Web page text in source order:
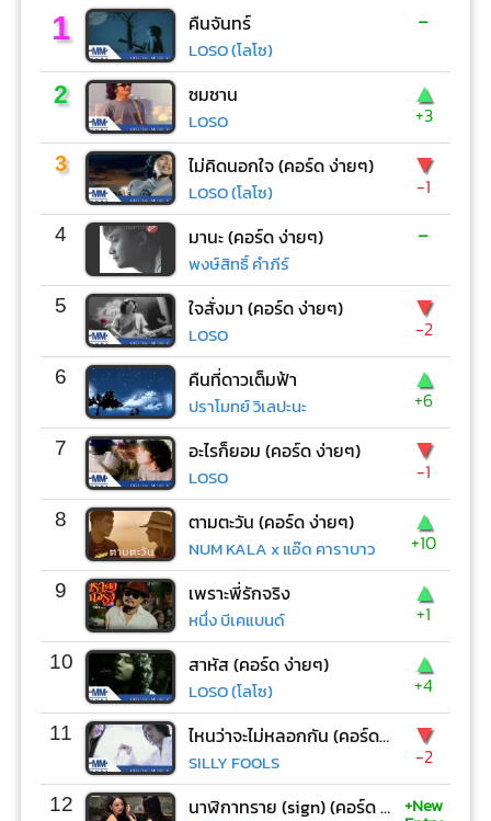
1 คืนจันทร์
LOSO (โลโซ)
-
2 ซมซาน
LOSO
▲
+3
3 ไม่คิดนอกใจ (คอร์ด ง่ายๆ)
LOSO (โลโซ)
▼
-1
4 มานะ (คอร์ด ง่ายๆ)
พงษ์สิทธิ์ คำภีร์
-
5 ใจสั่งมา (คอร์ด ง่ายๆ)
LOSO
▼
-2
6 คืนที่ดาวเต็มฟ้า
ปราโมทย์ วิเลปะนะ
▲
+6
7 อะไรก็ยอม (คอร์ด ง่ายๆ)
LOSO
▼
-1
8 ตามตะวัน (คอร์ด ง่ายๆ)
NUM KALA x แอ๊ด คาราบาว
▲
+10
9 เพราะพี่รักจริง
หนึ่ง บีเคแบนด์
▲
+1
10 สาหัส (คอร์ด ง่ายๆ)
LOSO (โลโซ)
▲
+4
11 ไหนว่าจะไม่หลอกกัน (คอร์ด ง่ายๆ)
SILLY FOOLS
▼
-2
12 นาฬิกาทราย (sign) (คอร์ด ง่ายๆ) +New